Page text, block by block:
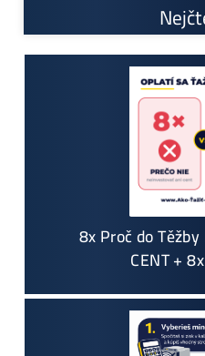
Individuální
ěrem, kalkulací
založení účtů ..
Napojenía
Podrobnosti -